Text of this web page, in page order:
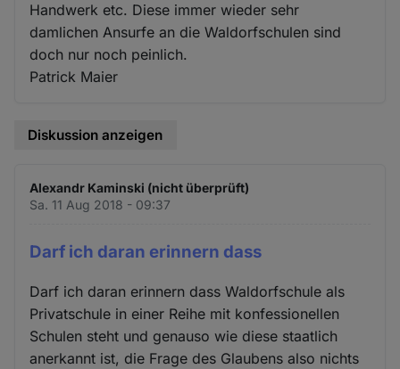
Handwerk etc. Diese immer wieder sehr
damlichen Ansurfe an die Waldorfschulen sind
doch nur noch peinlich.
Patrick Maier
Diskussion anzeigen
Alexandr Kaminski (nicht überprüft)
Sa. 11 Aug 2018 - 09:37
Darf ich daran erinnern dass
Darf ich daran erinnern dass Waldorfschule als
Privatschule in einer Reihe mit konfessionellen
Schulen steht und genauso wie diese staatlich
anerkannt ist, die Frage des Glaubens also nichts